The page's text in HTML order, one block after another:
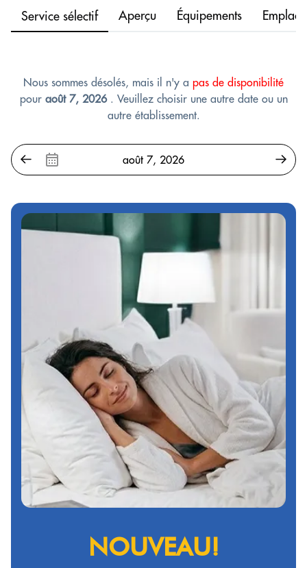
Service sélectif Aperçu Équipements
Nous sommes désolés, mais il n'y a pas de disponibilité
pour août 7, 2026. Veuillez choisir une autre date ou un
autre établissement.
NOUVEAU!